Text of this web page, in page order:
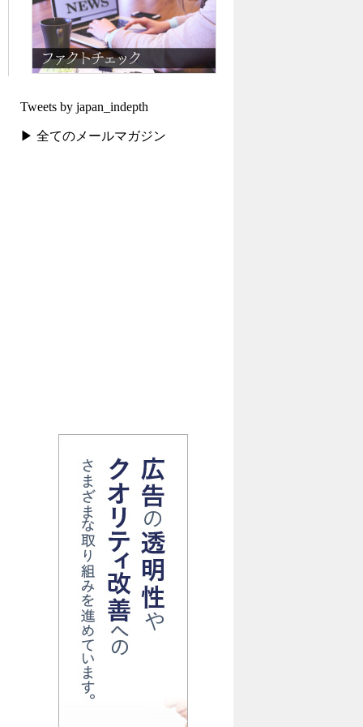
Tweets by japan_indepth
▶ 全てのメールマガジン